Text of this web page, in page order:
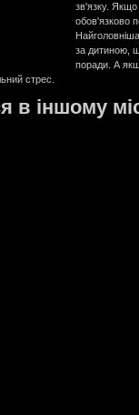
зв'язку. Якщо
обов'язково
за дитиною,
поради. А
стрес.
в іншому